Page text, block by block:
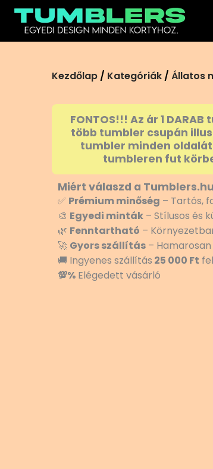
Ugrás
tartalomra
Kezdőlap / Kategóriák / Állatos
FONTOS!!! Az ár 1
több tumbler csupán
tumbler minden
tumbleren fut
Miért válaszd a
✅ Prémium minőség – Tartós,
🎨 Egyedi minták – Stílusos és
🌿 Fenntartható –
🚀 Gyors szállítás –
🚚 Ingyenes szállítás 25 000 Ft
💯% Elégedett vásárló